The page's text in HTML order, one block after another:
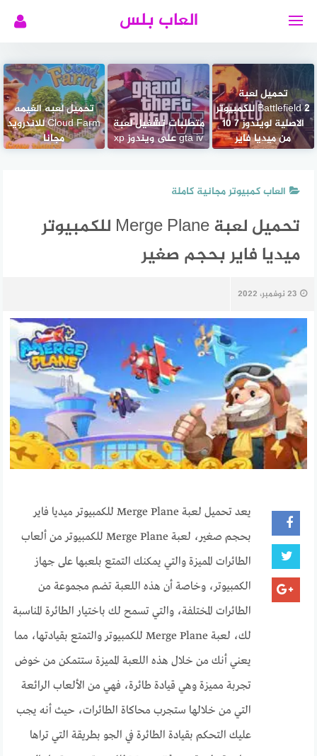
العاب بلس
تحميل لعبة
Battlefield 2 للكمبيوتر
الاصلية لويندوز 7 10
من ميديا فاير
متطلبات تشغيل لعبة
gta iv على ويندوز xp
تحميل لعبه الغيمه
Cloud Farm للاندرويد
مجانا
العاب كمبيوتر مجانية كاملة
تحميل لعبة Merge Plane للكمبيوتر
ميديا فاير بحجم صغير
23 نوفمبر، 2022
يعد تحميل لعبة Merge Plane للكمبيوتر ميديا فاير
بحجم صغير، لعبة Merge Plane للكمبيوتر من ألعاب
الطائرات المميزة والتي يمكنك التمتع بلعبها على جهاز
الكمبيوتر، وخاصة أن هذه اللعبة تضم مجموعة من
الطائرات المختلفة، والتي تسمح لك باختيار الطائرة المناسبة
لك، لعبة Merge Plane للكمبيوتر والتمتع بقيادتها، مما
يعني أنك من خلال هذه اللعبة المميزة ستتمكن من خوض
تجربة مميزة وهي قيادة طائرة، فهي من الألعاب الرائعة
التي من خلالها ستجرب محاكاة الطائرات، حيث أنه يجب
عليك التحكم بقيادة الطائرة في الجو بطريقة التي تراها